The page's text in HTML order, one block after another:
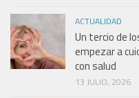
ACTUALIDAD
Un tercio de
empezar a
con salud
13 JULIO, 2026